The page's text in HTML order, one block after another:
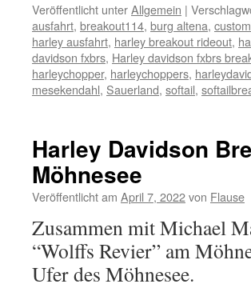
Veröffentlicht unterAllgemein |
ausfahrt, breakout114, burg altena,
harley ausfahrt, harley breakout rideout,
davidson fxbrs, Harley davidson fxbrs
harleychopper, harleychoppers,
mesekendahl, Sauerland, softail,
Harley Davidson
Möhnesee
Veröffentlicht am April 7, 2022von Flause
Zusammen mit Michael
“Wolffs Revier” am
Ufer des Möhnesee.